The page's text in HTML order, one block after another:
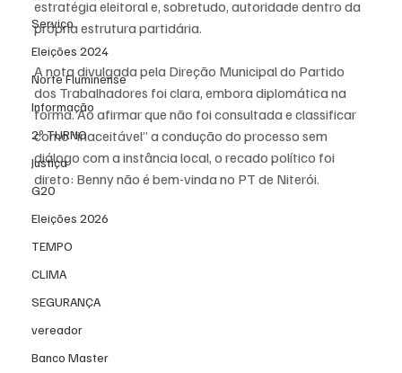
Serviço
Eleições 2024
Norte Fluminense
Informação
2º TURNO
Justiça
G20
Eleições 2026
TEMPO
CLIMA
SEGURANÇA
vereador
Banco Master
estratégia eleitoral e, sobretudo, autoridade dentro da
própria estrutura partidária.
A nota divulgada pela Direção Municipal do Partido
dos Trabalhadores foi clara, embora diplomática na
forma. Ao afirmar que não foi consultada e classificar
como “inaceitável” a condução do processo sem
diálogo com a instância local, o recado político foi
direto: Benny não é bem-vinda no PT de Niterói.